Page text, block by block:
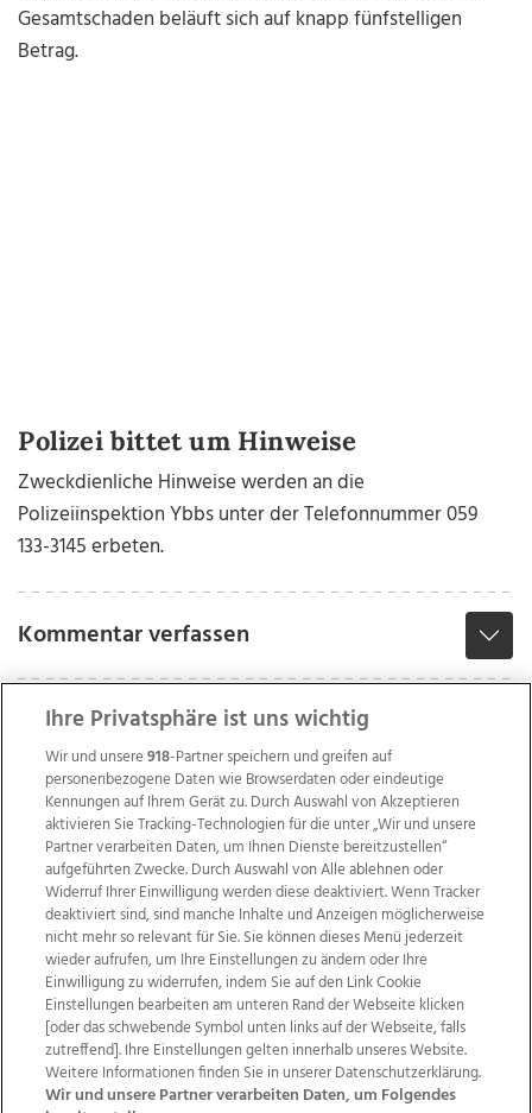
Gesamtschaden beläuft sich auf knapp fünfstelligen
Betrag.
Polizei bittet um Hinweise
Zweckdienliche Hinweise werden an die
Polizeiinspektion Ybbs unter der Telefonnummer 059
133-3145 erbeten.
Kommentar verfassen
Wir über uns Mediadaten Kontakt
Jobs
Datenschutz
Impressum
AGB Anzeigekunden
AGB Website
Ehrenkodex Politische Werbung
Ihre Privatsphäre ist uns wichtig
Wir und unsere918-Partner speichern und greifen auf
personenbezogene Daten wie Browserdaten oder eindeutige
Kennungen auf Ihrem Gerät zu. Durch Auswahl von Akzeptieren
aktivieren Sie Tracking-Technologien für die unter „Wir und unsere
Partner verarbeiten Daten, um Ihnen Dienste bereitzustellen“
aufgeführten Zwecke. Durch Auswahl von Alle ablehnen oder
Widerruf Ihrer Einwilligung werden diese deaktiviert. Wenn Tracker
deaktiviert sind, sind manche Inhalte und Anzeigen möglicherweise
nicht mehr so relevant für Sie. Sie können dieses Menü jederzeit
wieder aufrufen, um Ihre Einstellungen zu ändern oder Ihre
Einwilligung zu widerrufen, indem Sie auf den Link Cookie
Einstellungen bearbeiten am unteren Rand der Webseite klicken
[oder das schwebende Symbol unten links auf der Webseite, falls
zutreffend]. Ihre Einstellungen gelten innerhalb unseres Website.
Weitere Informationen finden Sie in unserer Datenschutzerklärung.
Wir und unsere Partner verarbeiten Daten, um Folgendes